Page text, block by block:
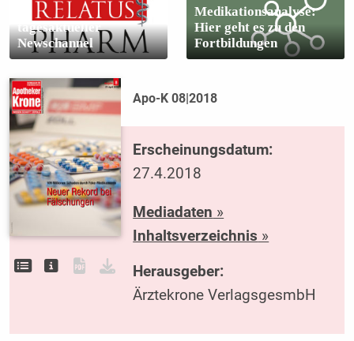
tagesaktueller
Newschannel
Medikationsanalyse:
Hier geht es zu den
Fortbildungen
Apo-K 08|2018
Erscheinungsdatum:
27.4.2018
Mediadaten »
Inhaltsverzeichnis »
Herausgeber:
Ärztekrone VerlagsgesmbH